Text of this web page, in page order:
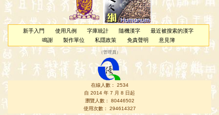
新手入門 使用凡例 字庫統計 隨機漢字
最近被搜索的漢字
鳴謝
製作單位 私隱政策 免責聲明 意見簿
（管理員 ）
在線人數： 2534
自 2014 年 7 月 8 日起
瀏覽人數： 80446502
使用次數： 294614327